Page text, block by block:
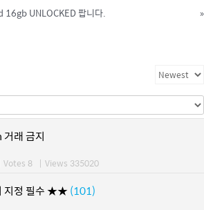
UNLOCKED 팝니다.
»
래 금지
Votes 8 | Views 335020
지정 필수 ★★ (101)